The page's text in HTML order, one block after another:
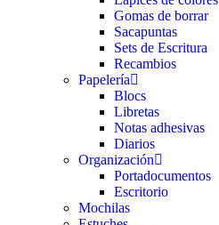
Gomas de borrar
Sacapuntas
Sets de Escritura
Recambios
Papelería
Blocs
Libretas
Notas adhesivas
Diarios
Organización
Portadocumentos
Escritorio
Mochilas